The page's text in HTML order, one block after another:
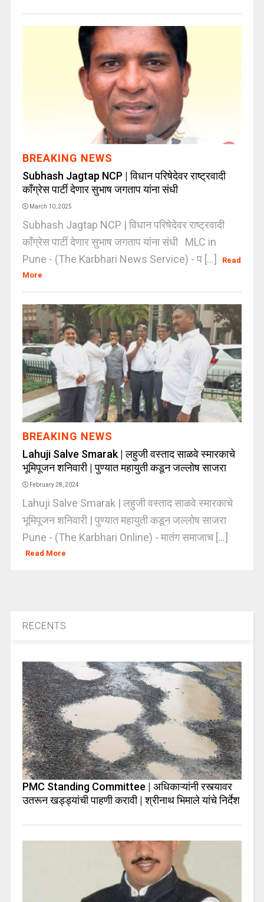
BREAKING NEWS
Subhash Jagtap NCP | विधान परिषेदेवर राष्ट्रवादी
काँग्रेस पार्टी देणार सुभाष जगताप यांना संधी
March 10, 2025
Subhash Jagtap NCP | विधान परिषेदेवर राष्ट्रवादी
काँग्रेस पार्टी देणार सुभाष जगताप यांना संधी MLC in
Pune - (The Karbhari News Service) - प [...]
Read
More
BREAKING NEWS
Lahuji Salve Smarak | लहुजी वस्ताद साळवे स्मारकाचे
भूमिपूजन शनिवारी | पुण्यात महायुती कडून जल्लोष साजरा
February 28, 2024
Lahuji Salve Smarak | लहुजी वस्ताद साळवे स्मारकाचे
भूमिपूजन शनिवारी | पुण्यात महायुती कडून जल्लोष साजरा
Pune - (The Karbhari Online) - मातंग समाजाच [...]
Read More
RECENTS
PMC Standing Committee | अधिकाऱ्यांनी रस्त्यावर
उतरून खड्ड्यांची पाहणी करावी | श्रीनाथ भिमाले यांचे निर्देश